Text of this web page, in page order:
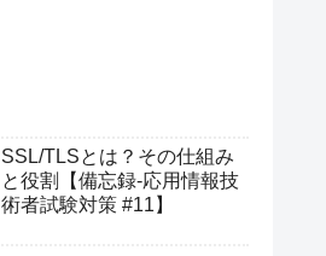
SSL/TLSとは？その仕組み
と役割【備忘録-応用情報技
術者試験対策 #11】